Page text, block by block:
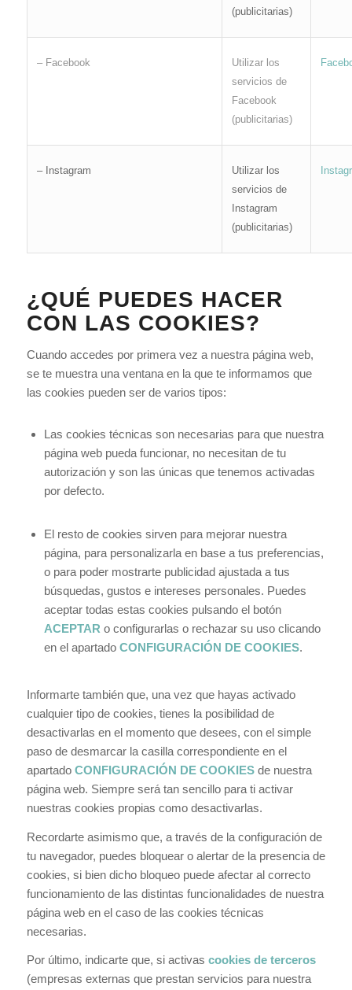
(publicitarias)
– Facebook
Utilizar los
servicios de
Facebook
(publicitarias)
– Instagram
Utilizar los
servicios de
Instagram
(publicitarias)
¿QUÉ PUEDES HACER
CON LAS COOKIES?
Cuando accedes por primera vez a nuestra página web,
se te muestra una ventana en la que te informamos que
las cookies pueden ser de varios tipos:
Las cookies técnicas son necesarias para que nuestra
página web pueda funcionar, no necesitan de tu
autorización y son las únicas que tenemos activadas
por defecto.
El resto de cookies sirven para mejorar nuestra
página, para personalizarla en base a tus preferencias,
o para poder mostrarte publicidad ajustada a tus
búsquedas, gustos e intereses personales. Puedes
aceptar todas estas cookies pulsando el botón
ACEPTAR o configurarlas o rechazar su uso clicando
en el apartado CONFIGURACIÓN DE COOKIES.
Informarte también que, una vez que hayas activado
cualquier tipo de cookies, tienes la posibilidad de
desactivarlas en el momento que desees, con el simple
paso de desmarcar la casilla correspondiente en el
apartado CONFIGURACIÓN DE COOKIES de nuestra
página web. Siempre será tan sencillo para ti activar
nuestras cookies propias como desactivarlas.
Recordarte asimismo que, a través de la configuración de
tu navegador, puedes bloquear o alertar de la presencia de
cookies, si bien dicho bloqueo puede afectar al correcto
funcionamiento de las distintas funcionalidades de nuestra
página web en el caso de las cookies técnicas
necesarias.
Por último, indicarte que, si activas cookies de terceros
(empresas externas que prestan servicios para nuestra